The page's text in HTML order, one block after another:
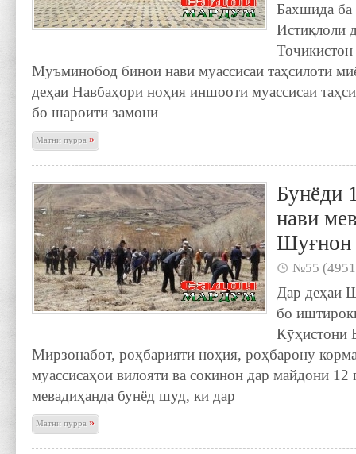
Бахшида ба
Истиқлоли
Муъминобод бинои нави муассисаи таҳсилоти
деҳаи Навбаҳори ноҳия иншооти муассисаи
бо шароити замони
Матни пурра»
Бунёди
нави
Шуғнон
№55
Дар деҳаи
бо
Кӯҳистони
Мирзонабот, роҳбарияти ноҳия, роҳбарону
муассисаҳои вилоятӣ ва сокинон дар майдони 12
мевадиҳанда бунёд шуд, ки дар
Матни пурра»